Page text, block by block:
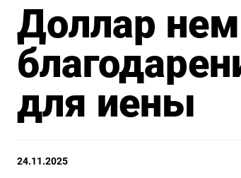
Доллар
для иены
24.11.2025